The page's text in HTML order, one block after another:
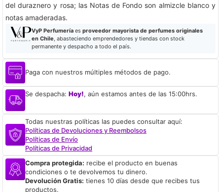
del duraznero y rosa; las Notas de Fondo son almizcle blanco y
notas amaderadas.
VyP Perfumeríaes proveedor mayorista de perfumes originales
en Chile , abasteciendo emprendedores y tiendas con stock
permanente y despacho a todo el país.
Paga con nuestros múltiples métodos de pago.
Se despacha: Hoy!, aún estamos antes de las 15:00hrs.
Todas nuestras políticas las puedes consultar aquí:
Políticas de Devoluciones y Reembolsos
Políticas de Envío
Políticas de Privacidad
Compra protegida: recibe el producto en buenas
condiciones o te devolvemos tu dinero.
Devolución Gratis: tienes 10 días desde que recibes tus
productos.